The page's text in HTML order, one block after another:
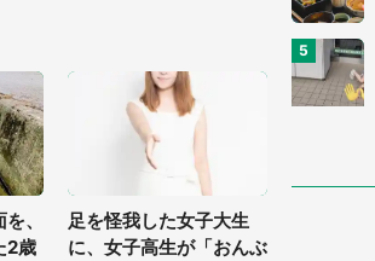
、
2歳
足を怪我した女子大生
に、女子高生が「おんぶ